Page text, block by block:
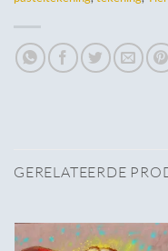
GERELATEERDE